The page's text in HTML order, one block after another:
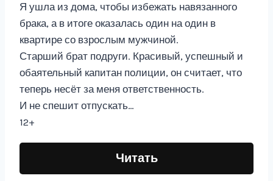
Я ушла из дома, чтобы избежать навязанного
брака, а в итоге оказалась один на один в
квартире со взрослым мужчиной.
Старший брат подруги. Красивый, успешный и
обаятельный капитан полиции, он считает, что
теперь несёт за меня ответственность.
И не спешит отпускать…
12+
Читать